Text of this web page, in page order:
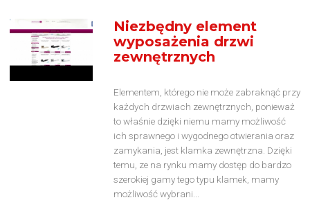
Niezbędny element
wyposażenia drzwi
zewnętrznych
Elementem, którego nie może zabraknąć przy
każdych drzwiach zewnętrznych, ponieważ
to właśnie dzięki niemu mamy możliwość
ich sprawnego i wygodnego otwierania oraz
zamykania, jest klamka zewnętrzna. Dzięki
temu, ze na rynku mamy dostęp do bardzo
szerokiej gamy tego typu klamek, mamy
możliwość wybrani...